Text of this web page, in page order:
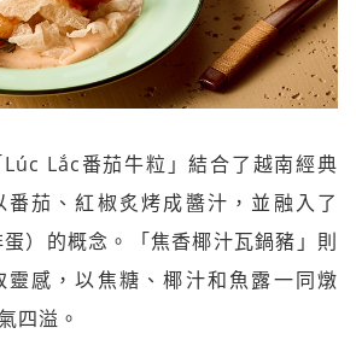
Lắc番茄牛粒」結合了越南經典
茄、紅椒炙烤成醬汁，並融入了
）的概念。「焦香椰汁瓦鍋豬」則
靈感，以焦糖、椰汁和魚露一同燉
四溢。